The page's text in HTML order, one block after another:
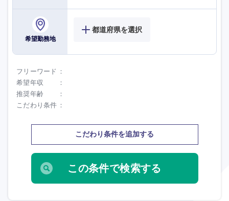
希望勤務地
都道府県を選択
フリーワード
希望年収
推奨年齢
こだわり条件
こだわり条件を追加する